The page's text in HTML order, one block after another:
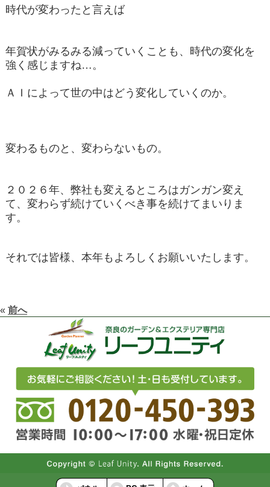
時代が変わったと言えば
年賀状がみるみる減っていくことも、時代の変化を
強く感じますね…。
ＡＩによって世の中はどう変化していくのか。
変わるものと、変わらないもの。
２０２６年、弊社も変えるところはガンガン変え
て、変わらず続けていくべき事を続けてまいりま
す。
それでは皆様、本年もよろしくお願いいたします。
« 前へ